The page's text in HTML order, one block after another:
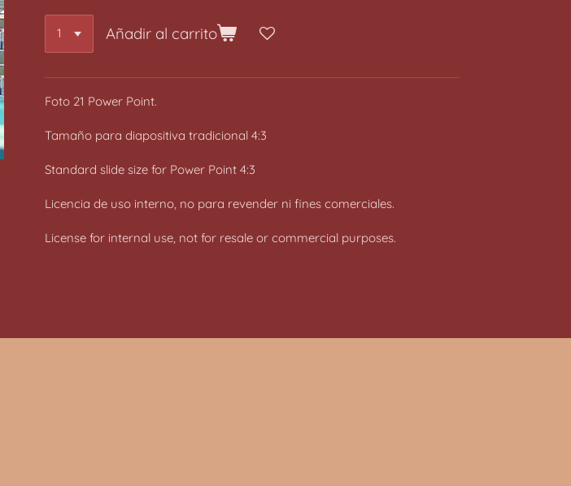
Añadir al carrito
Foto 21 Power Point.
Tamaño para diapositiva tradicional 4:3
Standard slide size for Power Point 4:3
Licencia de uso interno, no para revender ni fines comerciales.
License for internal use, not for resale or commercial purposes.